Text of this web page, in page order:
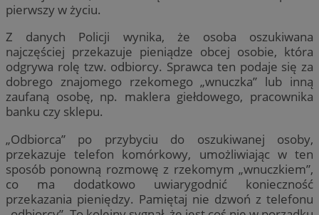
pierwszy w życiu.
Z danych Policji wynika, że osoba oszukiwana
najczęściej przekazuje pieniądze obcej osobie, która
odgrywa rolę tzw. odbiorcy. Sprawca ten podaje się za
dobrego znajomego rzekomego „wnuczka” lub inną
zaufaną osobę, np. maklera giełdowego, pracownika
banku czy sklepu.
„Odbiorca” po przybyciu do oszukiwanej osoby,
przekazuje telefon komórkowy, umożliwiając w ten
sposób ponowną rozmowę z rzekomym „wnuczkiem”,
co ma dodatkowo uwiarygodnić konieczność
przekazania pieniędzy. Pamiętaj nie dzwoń z telefonu